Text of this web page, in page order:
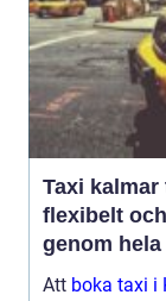
Taxi kalmar tryggt,
flexibelt
genom hela
Att boka taxi i